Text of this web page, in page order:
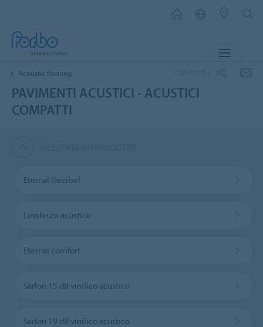
Acoustic flooring
PAVIMENTI ACUSTICI - ACUSTICI
COMPATTI
Eternal Decibel
Linoleum acustico
Eternal comfort
Sarlon 15 dB vinilico acustico
Sarlon 19 dB vinilico acustico